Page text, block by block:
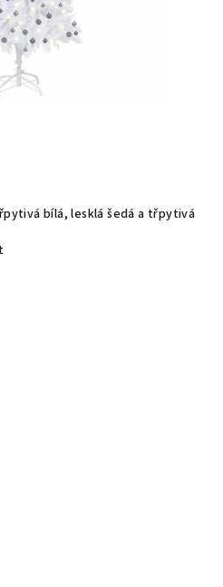
bílá, lesklá šedá a třpytivá